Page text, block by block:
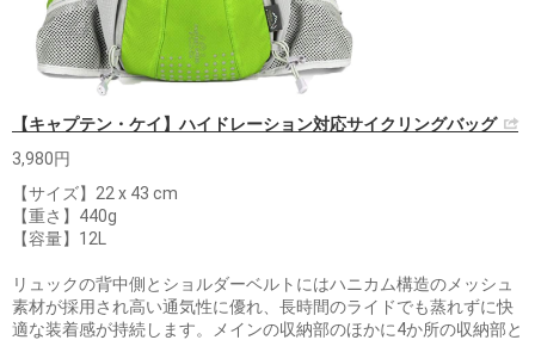
【キャプテン・ケイ】ハイドレーション対応サイクリングバッグ
3,980円
【サイズ】22 x 43 cm
【重さ】440g
【容量】12L
リュックの背中側とショルダーベルトにはハニカム構造のメッシュ
素材が採用され高い通気性に優れ、長時間のライドでも蒸れずに快
適な装着感が持続します。メインの収納部のほかに4か所の収納部と